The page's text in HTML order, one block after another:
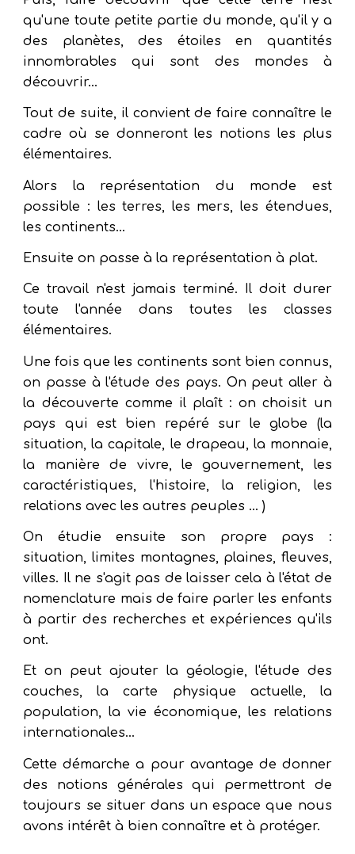
qu'une toute petite partie du monde, qu'il y a
des planètes, des étoiles en quantités
innombrables qui sont des mondes à
découvrir...
Tout de suite, il convient de faire connaître le
cadre où se donneront les notions les plus
élémentaires.
Alors la représentation du monde est
possible : les terres, les mers, les étendues,
les continents...
Ensuite on passe à la représentation à plat.
Ce travail n'est jamais terminé. Il doit durer
toute l'année dans toutes les classes
élémentaires.
Une fois que les continents sont bien connus,
on passe à l'étude des pays. On peut aller à
la découverte comme il plaît : on choisit un
pays qui est bien repéré sur le globe (la
situation, la capitale, le drapeau, la monnaie,
la manière de vivre, le gouvernement, les
caractéristiques, l'histoire, la religion, les
relations avec les autres peuples ... )
On étudie ensuite son propre pays :
situation, limites montagnes, plaines, fleuves,
villes. Il ne s'agit pas de laisser cela à l'état de
nomenclature mais de faire parler les enfants
à partir des recherches et expériences qu'ils
ont.
Et on peut ajouter la géologie, l'étude des
couches, la carte physique actuelle, la
population, la vie économique, les relations
internationales...
Cette démarche a pour avantage de donner
des notions générales qui permettront de
toujours se situer dans un espace que nous
avons intérêt à bien connaître et à protéger.